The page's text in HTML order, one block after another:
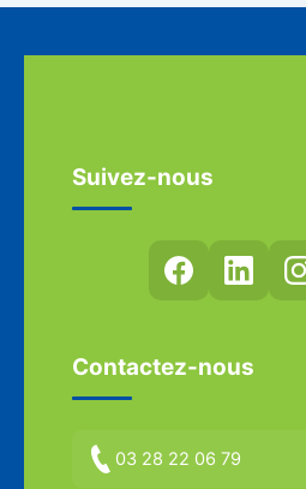
Suivez-nous
Contactez-nous
03 28 22 06 79